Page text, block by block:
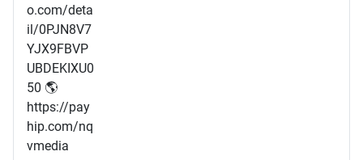
o.com/deta
il/0PJN8V7
YJX9FBVP
UBDEKIXU0
50 🌎
https://pay
hip.com/nq
vmedia